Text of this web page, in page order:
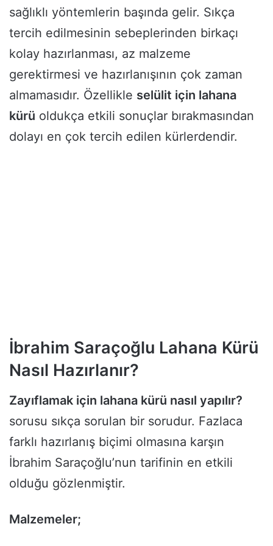
sağlıklı yöntemlerin başında gelir. Sıkça
tercih edilmesinin sebeplerinden birkaçı
kolay hazırlanması, az malzeme
gerektirmesi ve hazırlanışının çok zaman
almamasıdır. Özellikle selülit için lahana
kürü oldukça etkili sonuçlar bırakmasından
dolayı en çok tercih edilen kürlerdendir.
İbrahim Saraçoğlu Lahana Kürü
Nasıl Hazırlanır?
Zayıflamak için lahana kürü nasıl yapılır?
sorusu sıkça sorulan bir sorudur. Fazlaca
farklı hazırlanış biçimi olmasına karşın
İbrahim Saraçoğlu’nun tarifinin en etkili
olduğu gözlenmiştir.
Malzemeler;